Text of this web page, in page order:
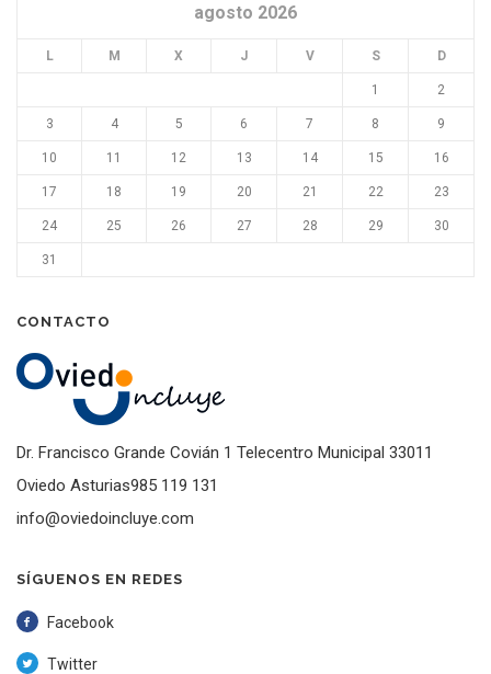
agosto 2026
L M X J V S D
1 2
3 4 5 6 7 8 9
10 11 12 13 14 15 16
17 18 19 20 21 22 23
24 25 26 27 28 29 30
31
CONTACTO
Dr. Francisco Grande Covián 1 Telecentro Municipal 33011
Oviedo Asturias985 119 131
info@oviedoincluye.com
SÍGUENOS EN REDES
Facebook
Twitter